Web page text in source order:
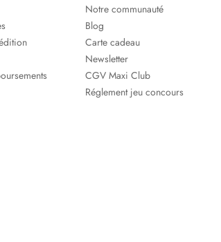
Notre communauté
Blog
Carte cadeau
Newsletter
CGV Maxi Club
Réglement jeu concours